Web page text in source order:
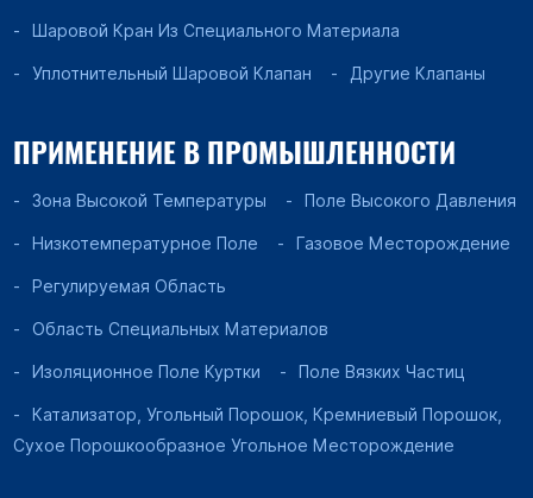
Шаровой Кран Из Специального Материала
Уплотнительный Шаровой Клапан Другие Клапаны
ПРИМЕНЕНИЕ В ПРОМЫШЛЕННОСТИ
Зона Высокой Температуры Поле Высокого Давления
Низкотемпературное Поле Газовое Месторождение
Регулируемая Область
Область Специальных Материалов
Изоляционное Поле Куртки Поле Вязких Частиц
Катализатор, Угольный Порошок, Кремниевый Порошок,
Сухое Порошкообразное Угольное Месторождение